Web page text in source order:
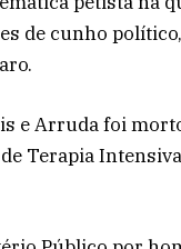
de cunho
e Arruda foi
Terapia